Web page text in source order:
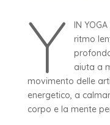
Y
IN
ritmo
aiuta a
movimento delle
energetico, a
corpo e la mente